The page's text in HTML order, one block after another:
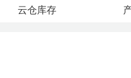
云仓库存